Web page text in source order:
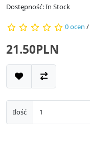
Dostępność: In Stock
0 ocen /
21.50PLN
Ilość